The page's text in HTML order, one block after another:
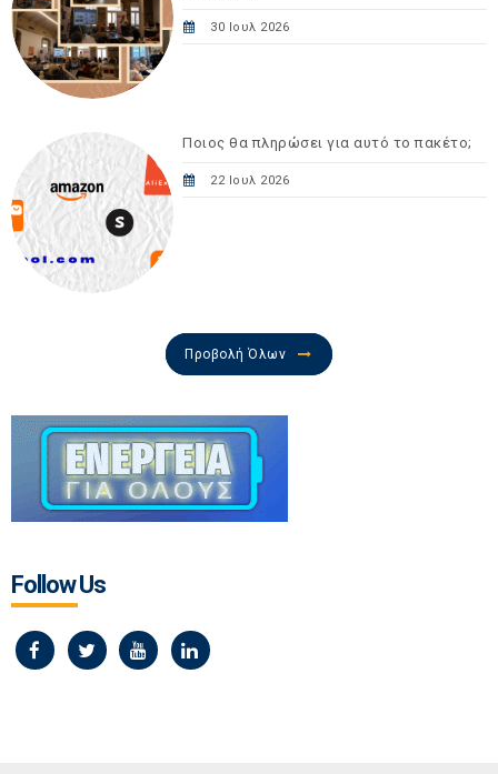
30 Ιουλ 2026
Ποιος θα πληρώσει για αυτό το πακέτο;
22 Ιουλ 2026
Προβολή Όλων
Follow Us